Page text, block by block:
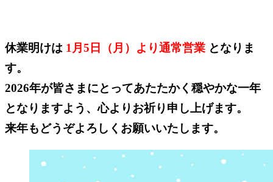
休業明けは 1月5日（月）より通常営業 となりま
す。
2026年が皆さまにとってあたたかく穏やかな一年
となりますよう、心よりお祈り申し上げます。
来年もどうぞよろしくお願いいたします。